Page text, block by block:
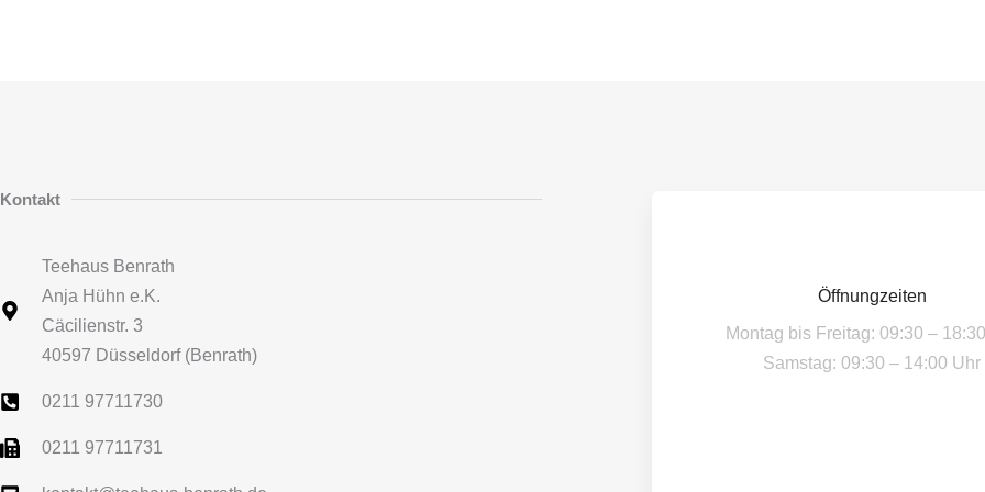
Kontakt
Teehaus Benrath
Anja Hühn e.K.
Cäcilienstr. 3
40597 Düsseldorf (Benrath)
0211 97711730
0211 97711731
Öffnungzeiten
Montag bis Freitag: 09:30 –
Samstag: 09:30 – 14:00 Uhr